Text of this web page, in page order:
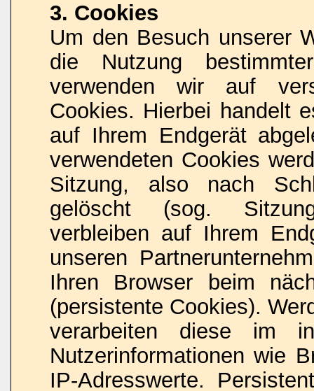
3. Cookies
Um den Besuch unserer
die Nutzung
verwenden wir auf
Cookies. Hierbei handelt
auf Ihrem Endgerät
verwendeten Cookies
Sitzung, also nach
gelöscht (sog.
verbleiben auf Ihrem
unseren
Ihren Browser beim
(persistente Cookies).
verarbeiten diese im
Nutzerinformationen wie
IP-Adresswerte.